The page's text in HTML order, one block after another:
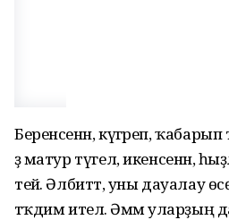
Беренсенән, күгәреп,
ҙә матур түгел, икенсенән,
тейә. Әлбиттә, уны дауалау
тәҡдим ителә. Әммә уларҙың